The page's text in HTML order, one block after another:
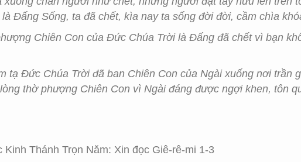
Đấng Sống, ta đã chết, kìa nay ta sống đời đời, cầm chìa
Chiên Con của Đức Chúa Trời là Đấng đã chết vì bạn
tạ Đức Chúa Trời đã ban Chiên Con của Ngài xuống nơi trần
thờ phượng Chiên Con vì Ngài đáng được ngợi khen, tôn
Thánh Trọn Năm: Xin đọc Giê-rê-mi 1-3